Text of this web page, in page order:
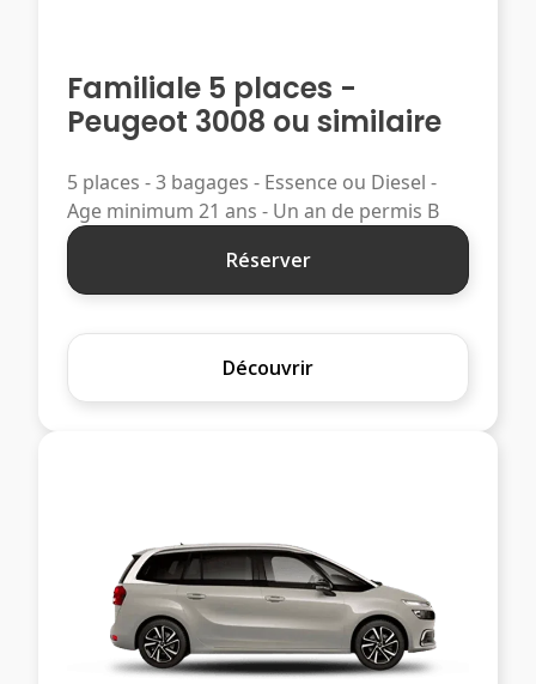
Familiale 5 places -
Peugeot 3008 ou similaire
5 places - 3 bagages - Essence ou Diesel -
Age minimum 21 ans - Un an de permis B
Réserver
Découvrir